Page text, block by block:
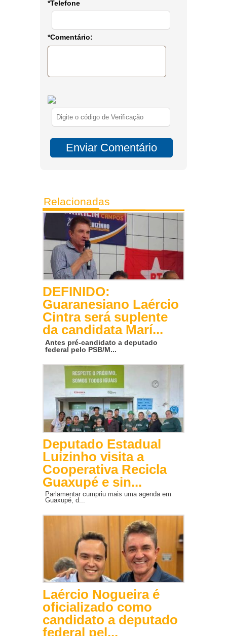
*Telefone
*Comentário:
Relacionadas
DEFINIDO:
Guaranesiano Laércio
Cintra será suplente
da candidata Marí...
Antes pré-candidato a deputado
federal pelo PSB/M...
Deputado Estadual
Luizinho visita a
Cooperativa Recicla
Guaxupé e sin...
Parlamentar cumpriu mais uma agenda em
Guaxupé, d...
Laércio Nogueira é
oficializado como
candidato a deputado
federal pel...